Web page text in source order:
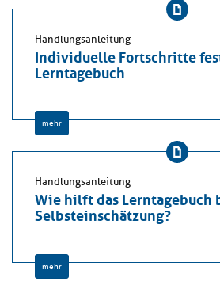
Handlungsanleitung
Individuelle Fortschritte
Lerntagebuch
mehr
Handlungsanleitung
Wie hilft das Lerntagebuch
Selbsteinschätzung?
mehr